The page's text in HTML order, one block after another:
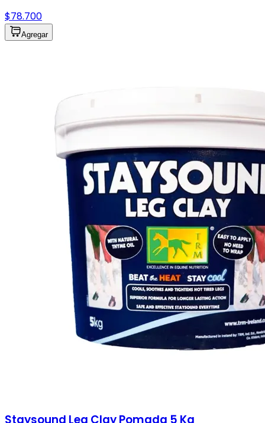
$78.700
Agregar
Staysound Leg Clay Pomada 5 Kg